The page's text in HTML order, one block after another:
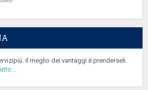
Il meglio dei vantaggi è prenderseli.